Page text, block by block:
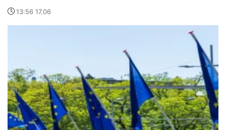
13:56 17.06